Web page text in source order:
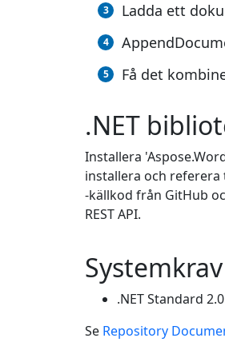
Ladda ett
Få det
.NET
Installera
installera och
-källkod från GitHub
REST API.
Systemkrav
.NET Standard
Se Repository